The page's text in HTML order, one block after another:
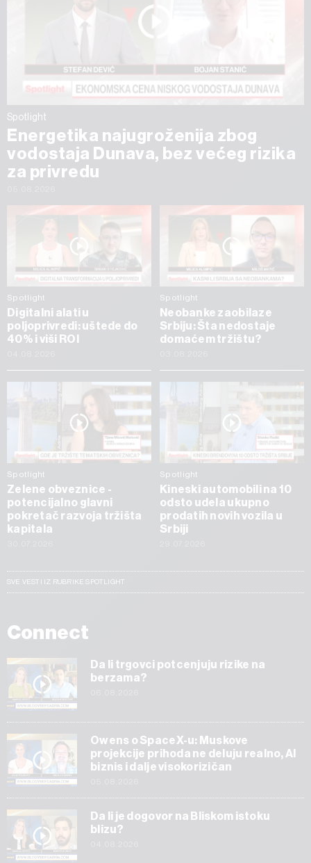
Spotlight
Energetika najugroženija zbog
vodostaja Dunava, bez većeg rizika
za privredu
Spotlight
Digitalni alati u
poljoprivredi: uštede do
40% i viši ROI
Spotlight
Neobanke zaobilaze
Srbiju: Šta nedostaje
domaćem tržištu?
Spotlight
Zelene obveznice -
potencijalno glavni
pokretač razvoja tržišta
kapitala
Spotlight
Kineski automobili na 10
odsto udela ukupno
prodatih novih vozila u
Srbiji
SVE VESTI IZ RUBRIKE SPOTLIGHT
Connect
Da li trgovci potcenjuju rizike na
berzama?
Owens o SpaceX-u: Muskove
projekcije prihoda ne deluju realno, AI
biznis i dalje visokorizičan
Da li je dogovor na Bliskom istoku
blizu?